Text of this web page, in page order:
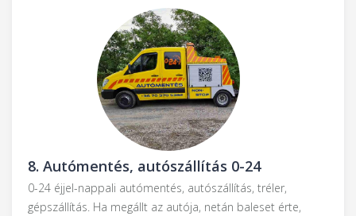
8. Autómentés, autószállítás 0-24
0-24 éjjel-nappali autómentés, autószállítás, tréler,
gépszállítás. Ha megállt az autója, netán baleset érte,